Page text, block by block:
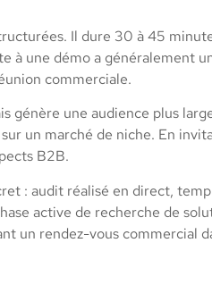
Il dure 30 à 45
à une démo a généralement
commerciale.
génère une audience plus
un marché de niche. En
B2B.
: audit réalisé en direct,
active de recherche de
un rendez-vous commercial